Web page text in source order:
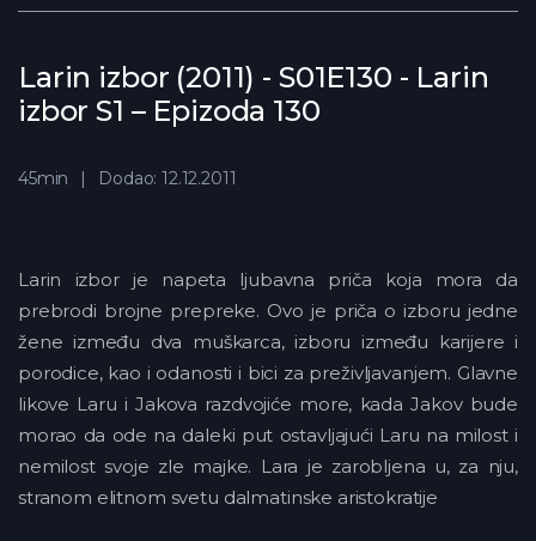
Larin izbor (2011) - S01E130 - Larin
izbor S1 – Epizoda 130
45min Dodao: 12.12.2011
Larin izbor je napeta ljubavna priča koja mora da
prebrodi brojne prepreke. Ovo je priča o izboru jedne
žene između dva muškarca, izboru između karijere i
porodice, kao i odanosti i bici za preživljavanjem. Glavne
likove Laru i Jakova razdvojiće more, kada Jakov bude
morao da ode na daleki put ostavljajući Laru na milost i
nemilost svoje zle majke. Lara je zarobljena u, za nju,
stranom elitnom svetu dalmatinske aristokratije